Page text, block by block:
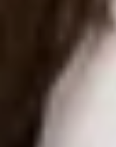
Serviceberater
07221/5088-40
Madeleine Burkhardt
Serviceassistentin
07221/5088-430